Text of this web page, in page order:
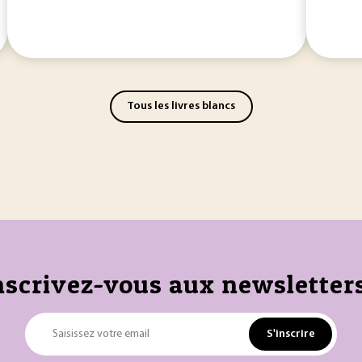
Tous les livres blancs
vous aux
Saisissez votre email S'inscrire